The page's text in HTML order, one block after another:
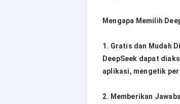
Mengapa Memilih
1. Gratis dan Mudah
DeepSeek dapat
aplikasi, mengetik
2. Memberikan